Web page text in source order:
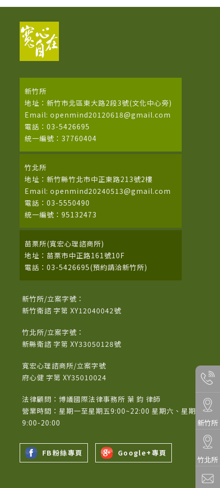
新竹所
地址：新竹市北區東大路2段3號(文化中心旁)
Email: openmind20120618@gmail.com
電話：03-5426695
統一編號：37760404
竹北所
地址：新竹縣竹北市中正東路213號2樓
Email: openmind20240513@gmail.com
電話：03-5550490
統一編號：95132473
苗栗所(寬宏心理諮商所)
地址：苗栗市中正路161號10F
電話：03-5426695(預約請洽新竹所)
新竹所/立案字號：
新竹衛諮 字第 XY12040042號
竹北所/立案字號：
新縣衛諮 字第 XY33050128號
寬宏心理諮商所/立案字號
府心健 字第 XY35010024
法律顧問：博議國際法律事務所 葉 鈞 律師
營業時間：星期一至星期五9:00~22:00 星期六、星期日
9:00-20:00
FB粉絲專頁 Google+專頁
新竹所
竹北所